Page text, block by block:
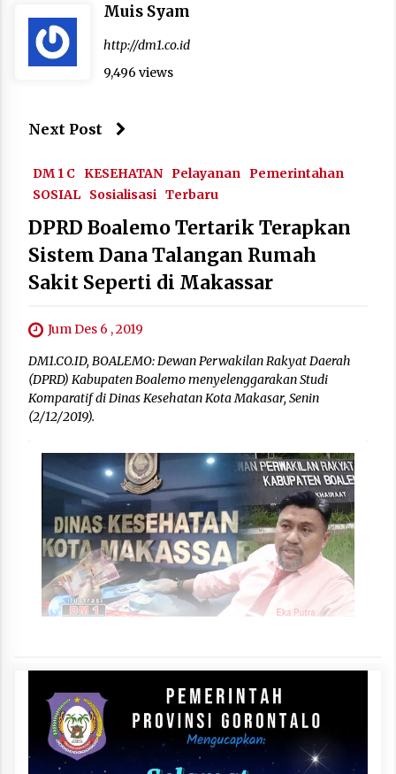
Muis Syam
http://dm1.co.id
9,496 views
Next Post
DM 1 C KESEHATAN Pelayanan Pemerintahan
SOSIAL
Sosialisasi Terbaru
DPRD Boalemo Tertarik Terapkan
Sistem Dana Talangan Rumah
Sakit Seperti di Makassar
Jum Des 6 , 2019
DM1.CO.ID, BOALEMO: Dewan Perwakilan Rakyat Daerah
(DPRD) Kabupaten Boalemo menyelenggarakan Studi
Komparatif di Dinas Kesehatan Kota Makasar, Senin
(2/12/2019).